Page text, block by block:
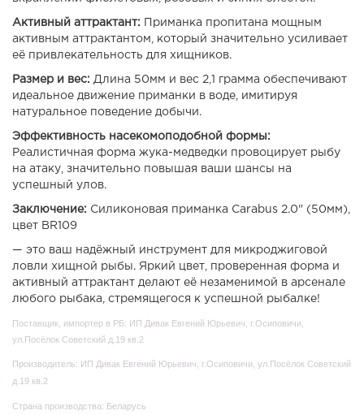
Активный аттрактант: Приманка пропитана мощным
активным аттрактантом, который значительно усиливает
её привлекательность для хищников.
Размер и вес: Длина 50мм и вес 2,1 грамма обеспечивают
идеальное движение приманки в воде, имитируя
натуральное поведение добычи.
Эффективность насекомоподобной формы:
Реалистичная форма жука-медведки провоцирует рыбу
на атаку, значительно повышая ваши шансы на
успешный улов.
Заключение: Силиконовая приманка Carabus 2.0" (50мм),
цвет BR109
— это ваш надёжный инструмент для микроджиговой
ловли хищной рыбы. Яркий цвет, проверенная форма и
активный аттрактант делают её незаменимой в арсенале
любого рыбака, стремящегося к успешной рыбалке!
Поставщик, импортер в РБ: ИП Дивак Евгений Юрьевич, г.Осиповичи,
ул.Посёлок Советский д.19 кв.2
Производитель: ИП Дивак Евгений Юрьевич, г.Осиповичи, ул.Посёлок Советский
д.19 кв.2
Страна производства: Беларусь